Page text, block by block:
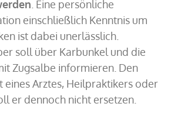
. Eine persönliche
einschließlich Kenntnis um
ist dabei unerlässlich.
soll über Karbunkel und die
Zugsalbe informieren. Den
eines Arztes, Heilpraktikers oder
er dennoch nicht ersetzen.